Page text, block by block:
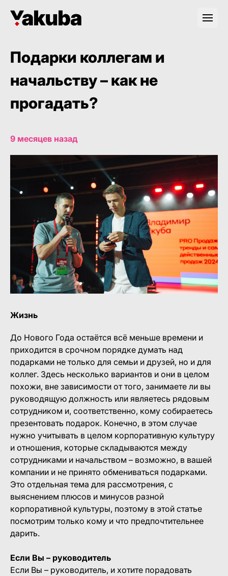
Подарки коллегам и
начальству – как не
прогадать?
9 месяцев назад
Жизнь
До Нового Года остаётся всё меньше времени и
приходится в срочном порядке думать над
подарками не только для семьи и друзей, но и для
коллег. Здесь несколько вариантов и они в целом
похожи, вне зависимости от того, занимаете ли вы
руководящую должность или являетесь рядовым
сотрудником и, соответственно, кому собираетесь
презентовать подарок. Конечно, в этом случае
нужно учитывать в целом корпоративную культуру
и отношения, которые складываются между
сотрудниками и начальством – возможно, в вашей
компании и не принято обмениваться подарками.
Это отдельная тема для рассмотрения, с
выяснением плюсов и минусов разной
корпоративной культуры, поэтому в этой статье
посмотрим только кому и что предпочтительнее
дарить.
Если Вы – руководитель
Если Вы – руководитель, и хотите порадовать